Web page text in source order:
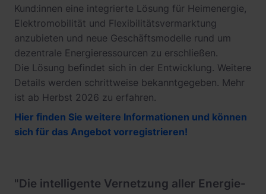
Kund:innen eine integrierte Lösung für Heimenergie,
Elektromobilität und Flexibilitätsvermarktung
anzubieten und neue Geschäftsmodelle rund um
dezentrale Energieressourcen zu erschließen.
Die Lösung befindet sich in der Entwicklung. Weitere
Details werden schrittweise bekanntgegeben. Mehr
ist ab Herbst 2026 zu erfahren.
Hier finden Sie weitere Informationen und können
sich für das Angebot vorregistrieren!
"Die intelligente Vernetzung aller Energie-